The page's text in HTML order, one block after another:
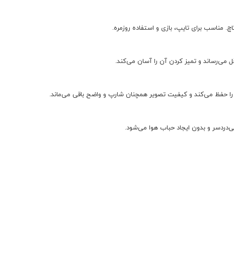
برای تایپ، بازی و استفاده روزمره.
می‌رساند و تمیز کردن آن را آسان می‌کند.
حفظ می‌کند و کیفیت تصویر همچنان شارپ و واضح باقی می‌ماند.
و بدون ایجاد حباب هوا می‌شود.